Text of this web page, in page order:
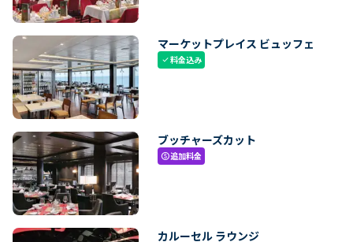
マーケットプレイス ビュッフェ
check料金込み
ブッチャーズカット
paid追加料金
カルーセル ラウンジ